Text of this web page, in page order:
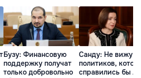
Бузу: Финансовую
поддержку получат
только добровольно
Санду: Не вижу
политиков,
справились бы